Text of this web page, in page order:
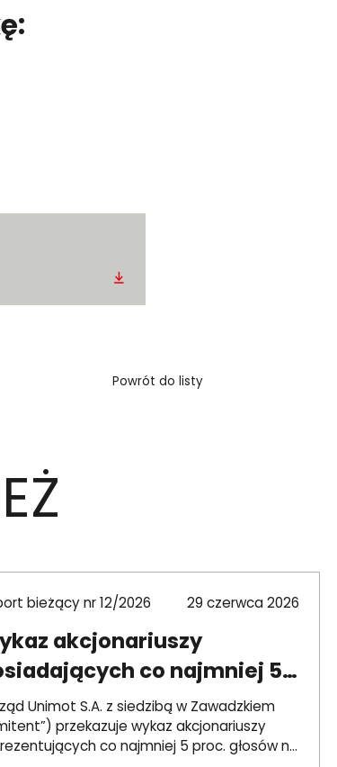
Pobierz
Powrót do listy
bieżący nr 12/2026 29 czerwca 2026
akcjonariuszy
co najmniej 5
głosów na ZWZ 26
2026 r.
Unimot S.A. z siedzibą w Zawadzkiem
przekazuje wykaz akcjonariuszy
co najmniej 5 proc. głosów na